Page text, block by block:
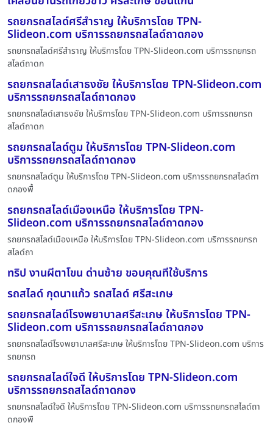
รถยกรถสไลด์ศรีสำราญ ให้บริการโดย TPN-
Slideon.com บริการรถยกรถสไลด์ถาดกอง
รถยกรถสไลด์ศรีสำราญ ให้บริการโดย TPN-Slideon.com บริการรถยกรถ
สไลด์ถาดก
รถยกรถสไลด์เสาธงชัย ให้บริการโดย TPN-Slideon.com
บริการรถยกรถสไลด์ถาดกอง
รถยกรถสไลด์เสาธงชัย ให้บริการโดย TPN-Slideon.com บริการรถยกรถ
สไลด์ถาดก
รถยกรถสไลด์ตูม ให้บริการโดย TPN-Slideon.com
บริการรถยกรถสไลด์ถาดกอง
รถยกรถสไลด์ตูม ให้บริการโดย TPN-Slideon.com บริการรถยกรถสไลด์ถา
ดกองพื้
รถยกรถสไลด์เมืองเหนือ ให้บริการโดย TPN-
Slideon.com บริการรถยกรถสไลด์ถาดกอง
รถยกรถสไลด์เมืองเหนือ ให้บริการโดย TPN-Slideon.com บริการรถยกรถ
สไลด์ถา
ทริป งานผีตาโขน ด่านซ้าย ขอบคุณที่ใช้บริการ
รถสไลด์ กุดนาแก้ว รถสไลด์ ศรีสะเกษ
รถยกรถสไลด์โรงพยาบาลศรีสะเกษ ให้บริการโดย TPN-
Slideon.com บริการรถยกรถสไลด์ถาดกอง
รถยกรถสไลด์โรงพยาบาลศรีสะเกษ ให้บริการโดย TPN-Slideon.com บริการ
รถยกรถ
รถยกรถสไลด์ใจดี ให้บริการโดย TPN-Slideon.com
บริการรถยกรถสไลด์ถาดกอง
รถยกรถสไลด์ใจดี ให้บริการโดย TPN-Slideon.com บริการรถยกรถสไลด์ถา
ดกองพื